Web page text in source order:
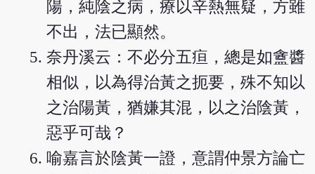
陽，純陰之病，療以辛熱無疑，方雖
不出，法已顯然。
奈丹溪云：不必分五疸，總是如盦醬
相似，以為得治黃之扼要，殊不知以
之治陽黃，猶嫌其混，以之治陰黃，
惡乎可哉？
喻嘉言於陰黃一證，意謂仲景方論亡